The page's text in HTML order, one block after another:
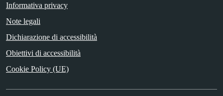
Informativa privacy
Note legali
Dichiarazione di accessibilità
Obiettivi di accessibilità
Cookie Policy (UE)